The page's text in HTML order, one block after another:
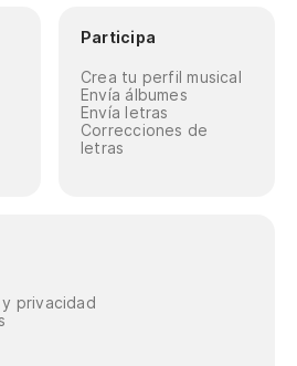
Participa
Crea tu perfil musical
Envía álbumes
Envía letras
Correcciones de
letras
privacidad